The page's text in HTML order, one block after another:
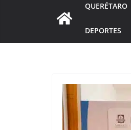
QUERÉTARO
DEPORTES